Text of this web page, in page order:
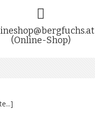
(Online-Shop)
]